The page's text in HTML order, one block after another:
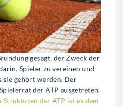
gesagt, der Zweck der
Spieler zu vereinen und
sie gehört werden. Der
der ATP ausgetreten.
Strukturen der ATP ist es dem